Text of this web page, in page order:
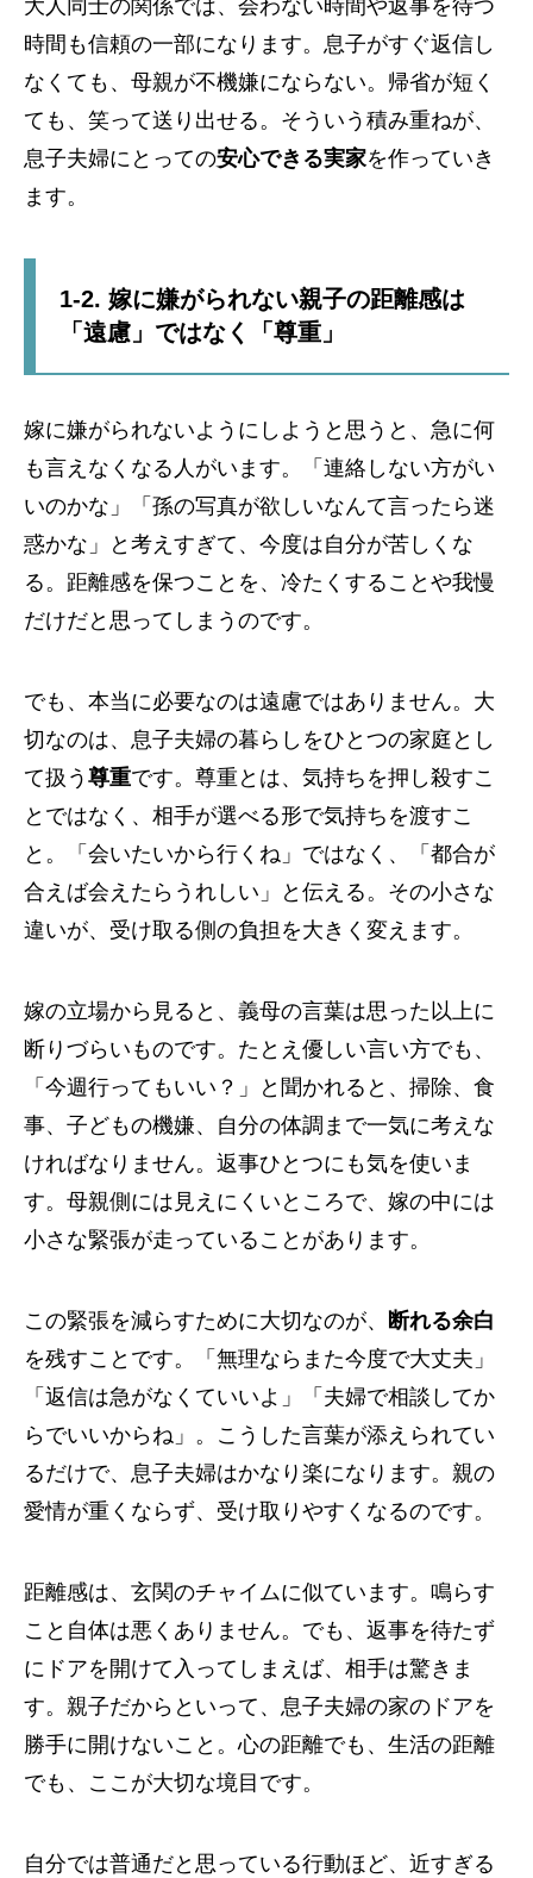
大人同士の関係では、会わない時間や返事を待つ
時間も信頼の一部になります。息子がすぐ返信し
なくても、母親が不機嫌にならない。帰省が短く
ても、笑って送り出せる。そういう積み重ねが、
息子夫婦にとっての安心できる実家を作っていき
ます。
1-2. 嫁に嫌がられない親子の距離感は
「遠慮」ではなく「尊重」
嫁に嫌がられないようにしようと思うと、急に何
も言えなくなる人がいます。「連絡しない方がい
いのかな」「孫の写真が欲しいなんて言ったら迷
惑かな」と考えすぎて、今度は自分が苦しくな
る。距離感を保つことを、冷たくすることや我慢
だけだと思ってしまうのです。
でも、本当に必要なのは遠慮ではありません。大
切なのは、息子夫婦の暮らしをひとつの家庭とし
て扱う 尊重です。尊重とは、気持ちを押し殺すこ
とではなく、相手が選べる形で気持ちを渡すこ
と。「会いたいから行くね」ではなく、「都合が
合えば会えたらうれしい」と伝える。その小さな
違いが、受け取る側の負担を大きく変えます。
嫁の立場から見ると、義母の言葉は思った以上に
断りづらいものです。たとえ優しい言い方でも、
「今週行ってもいい？」と聞かれると、掃除、食
事、子どもの機嫌、自分の体調まで一気に考えな
ければなりません。返事ひとつにも気を使いま
す。母親側には見えにくいところで、嫁の中には
小さな緊張が走っていることがあります。
この緊張を減らすために大切なのが、 断れる余白
を残すことです。「無理ならまた今度で大丈夫」
「返信は急がなくていいよ」「夫婦で相談してか
らでいいからね」。こうした言葉が添えられてい
るだけで、息子夫婦はかなり楽になります。親の
愛情が重くならず、受け取りやすくなるのです。
距離感は、玄関のチャイムに似ています。鳴らす
こと自体は悪くありません。でも、返事を待たず
にドアを開けて入ってしまえば、相手は驚きま
す。親子だからといって、息子夫婦の家のドアを
勝手に開けないこと。心の距離でも、生活の距離
でも、ここが大切な境目です。
自分では普通だと思っている行動ほど、近すぎる